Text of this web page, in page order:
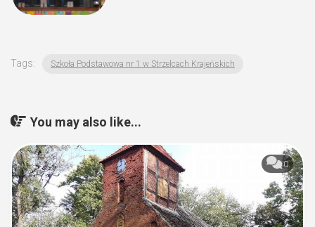
Tags: Szkoła Podstawowa nr 1 w Strzelcach Krajeńskich
You may also like...
0